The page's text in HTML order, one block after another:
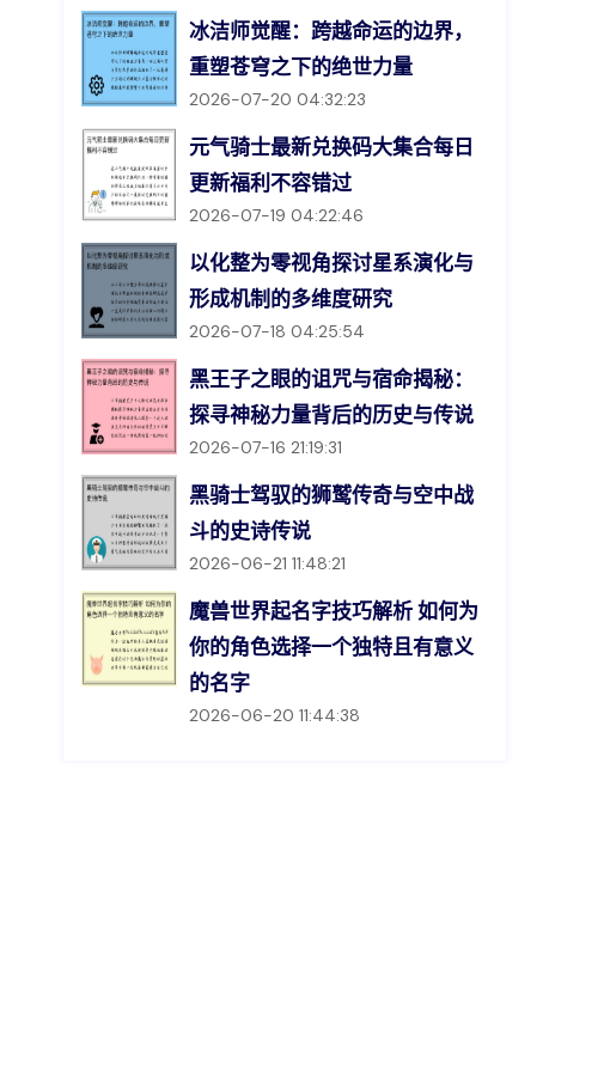
冰洁师觉醒：跨越命运的边界，
重塑苍穹之下的绝世力量
2026-07-20 04:32:23
元气骑士最新兑换码大集合每日
更新福利不容错过
2026-07-19 04:22:46
以化整为零视角探讨星系演化与
形成机制的多维度研究
2026-07-18 04:25:54
黑王子之眼的诅咒与宿命揭秘：
探寻神秘力量背后的历史与传说
2026-07-16 21:19:31
黑骑士驾驭的狮鹫传奇与空中战
斗的史诗传说
2026-06-21 11:48:21
魔兽世界起名字技巧解析 如何为
你的角色选择一个独特且有意义
的名字
2026-06-20 11:44:38